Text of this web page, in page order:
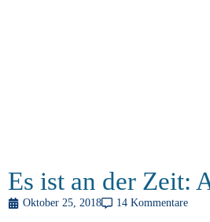
Es ist an der Zeit:
Oktober 25, 2018 14 Kommentare